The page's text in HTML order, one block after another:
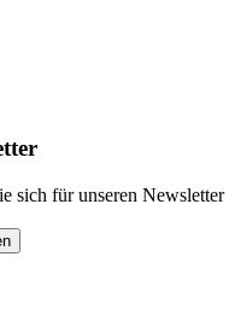
sich für unseren Newsletter